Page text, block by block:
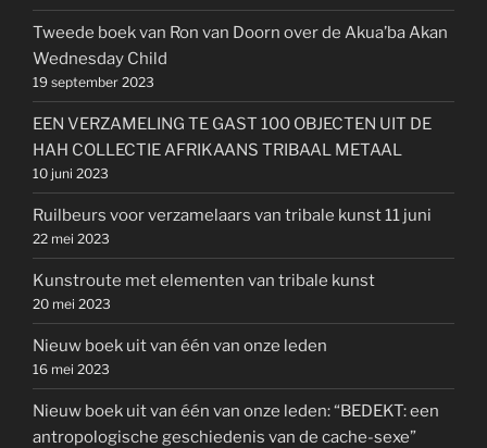
Tweede boek van Ron van Doorn over de Akua’ba Akan
Wednesday Child
19 september 2023
EEN VERZAMELING TE GAST 100 OBJECTEN UIT DE
HAH COLLECTIE AFRIKAANS TRIBAAL METAAL
10 juni 2023
Ruilbeurs voor verzamelaars van tribale kunst 11 juni
22 mei 2023
Kunstroute met elementen van tribale kunst
20 mei 2023
Nieuw boek uit van één van onze leden
16 mei 2023
Nieuw boek uit van één van onze leden: “BEDEKT: een
antropologische geschiedenis van de cache-sexe”